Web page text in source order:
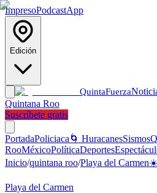
ImpresoPodcastApp
Edición
QuintaFuerza
Quintana Roo
Suscríbete gratis
PortadaPoliciaca 🌀 HuracanesSismos
RooMéxicoPolíticaDeportes
Inicio/quintana roo/Playa del Carmen☀️
Playa del Carmen